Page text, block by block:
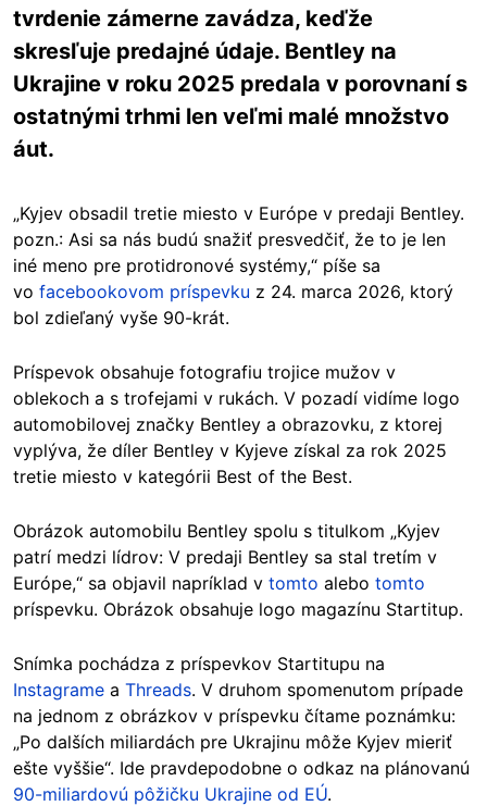
tvrdenie zámerne zavádza, keďže
skresľuje predajné údaje. Bentley na
Ukrajine v roku 2025 predala v porovnaní s
ostatnými trhmi len veľmi malé množstvo
áut.
„Kyjev obsadil tretie miesto v Európe v predaji Bentley.
pozn.: Asi sa nás budú snažiť presvedčiť, že to je len
iné meno pre protidronové systémy,“ píše sa
vo facebookovom príspevku z 24. marca 2026, ktorý
bol zdieľaný vyše 90-krát.
Príspevok obsahuje fotografiu trojice mužov v
oblekoch a s trofejami v rukách. V pozadí vidíme logo
automobilovej značky Bentley a obrazovku, z ktorej
vyplýva, že díler Bentley v Kyjeve získal za rok 2025
tretie miesto v kategórii Best of the Best.
Obrázok automobilu Bentley spolu s titulkom „Kyjev
patrí medzi lídrov: V predaji Bentley sa stal tretím v
Európe,“ sa objavil napríklad v tomto alebo tomto
príspevku. Obrázok obsahuje logo magazínu Startitup.
Snímka pochádza z príspevkov Startitupu na
Instagrame a Threads. V druhom spomenutom prípade
na jednom z obrázkov v príspevku čítame poznámku:
„Po dalších miliardách pre Ukrajinu môže Kyjev mieriť
ešte vyššie“. Ide pravdepodobne o odkaz na plánovanú
90-miliardovú pôžičku Ukrajine od EÚ.